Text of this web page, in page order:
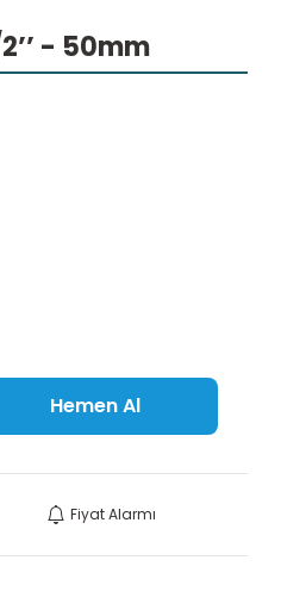
2’’ - 50mm
Hemen Al
Fiyat Alarmı